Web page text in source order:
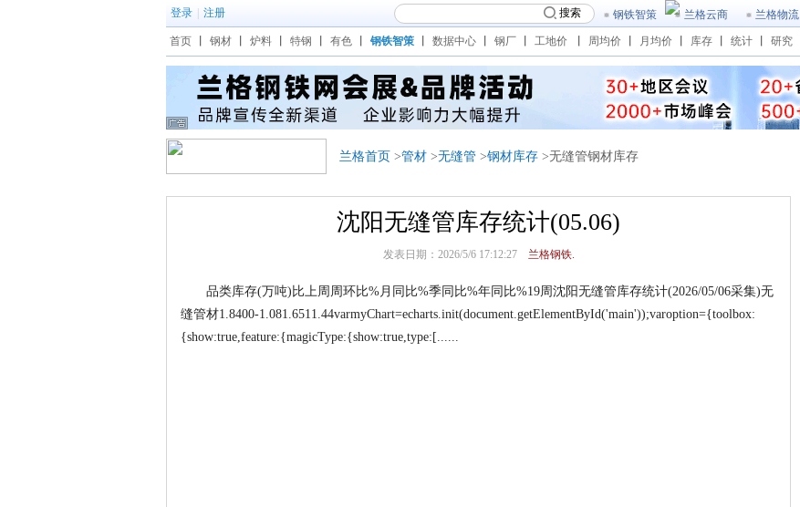
登录 注册 搜索 钢铁智策 兰格云商 兰格物流
首页 钢材 炉料 特钢 有色 钢铁智策 数据中心 钢厂 工地价 周均价 月均价 库存 统计 研究
兰格首页 >管材 >无缝管 >钢材库存 >无缝管钢材库存
沈阳无缝管库存统计(05.06)
发表日期：2026/5/6 17:12:27兰格钢铁.
品类库存(万吨)比上周周环比%月同比%季同比%年同比%19周沈阳无缝管库存统计(2026/05/06采集)无
缝管材1.8400-1.081.6511.44varmyChart=echarts.init(document.getElementById('main'));varoption={toolbox:
{show:true,feature:{magicType:{show:true,type:[......